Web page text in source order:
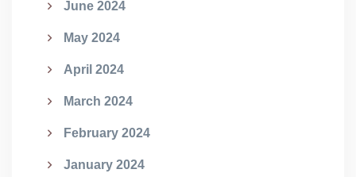
June 2024
May 2024
April 2024
March 2024
February 2024
January 2024